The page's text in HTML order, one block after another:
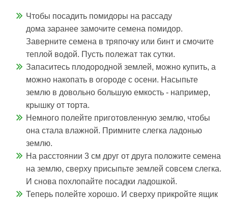
Чтобы посадить помидоры на рассаду
дома заранее замочите семена помидор.
Заверните семена в тряпочку или бинт и смочите
теплой водой. Пусть полежат так сутки.
Запаситесь плодородной землей, можно купить, а
можно накопать в огороде с осени. Насыпьте
землю в довольно большую емкость - например,
крышку от торта.
Немного полейте приготовленную землю, чтобы
она стала влажной. Примните слегка ладонью
землю.
На расстоянии 3 см друг от друга положите семена
на землю, сверху присыпьте землей совсем слегка.
И снова похлопайте посадки ладошкой.
Теперь полейте хорошо. И сверху прикройте ящик